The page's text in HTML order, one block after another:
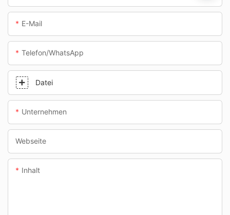
E-Mail
Telefon/WhatsApp
Datei
Unternehmen
Webseite
Inhalt